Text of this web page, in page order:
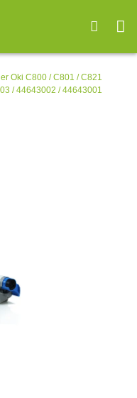
Oki C800 / C801 / C821
/ 44643002 / 44643001